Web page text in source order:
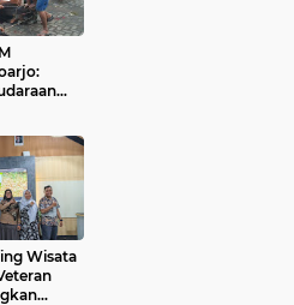
Wisata